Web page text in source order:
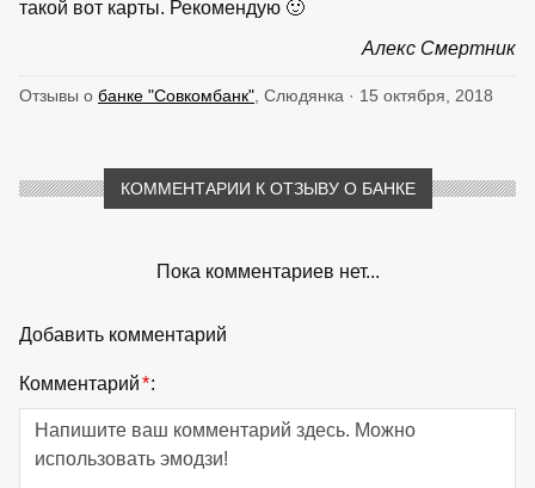
такой вот карты. Рекомендую 🙂
Алекс Смертник
Отзывы о банке "Совкомбанк" , Слюдянка · 15 октября, 2018
КОММЕНТАРИИ К ОТЗЫВУ О БАНКЕ
Пока комментариев нет...
Добавить комментарий
Комментарий*: